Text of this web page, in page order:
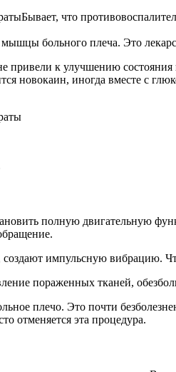
Бывает, что
больного плеча. Это
привели к улучшению
новокаин, иногда вместе с
полную двигательную
импульсную вибрацию.
пораженных тканей,
плечо. Это почти
отменяется эта процедура.